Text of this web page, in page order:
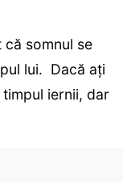
somnul se
lui. Dacă ați
iernii, dar